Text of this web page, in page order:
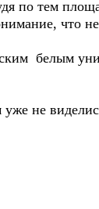
по тем
что
белым
не